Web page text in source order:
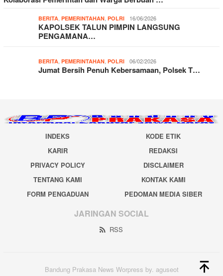
BERITA, PEMERINTAHAN, POLRI 16/06/2026
KAPOLSEK TALUN PIMPIN LANGSUNG
PENGAMANA…
BERITA, PEMERINTAHAN, POLRI 06/02/2026
Jumat Bersih Penuh Kebersamaan, Polsek T…
INDEKS
KODE ETIK
KARIR
REDAKSI
PRIVACY POLICY
DISCLAIMER
TENTANG KAMI
KONTAK KAMI
FORM PENGADUAN
PEDOMAN MEDIA SIBER
JARINGAN SOCIAL
RSS
Bandung Prakasa News Worpress by. aguseot